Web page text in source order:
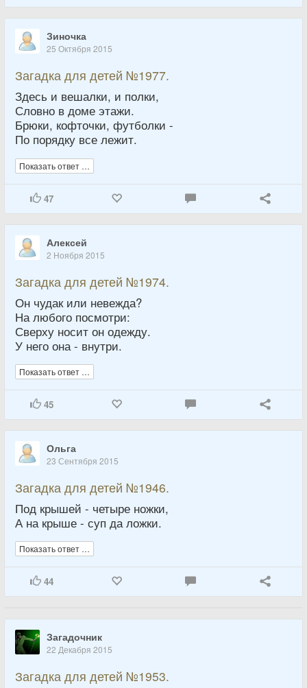
Зиночка
25 Октября 2015
Загадка для детей №1977.
Здесь и вешалки, и полки,
Словно в доме этажи.
Брюки, кофточки, футболки -
По порядку все лежит.
Показать ответ …
47
Алексей
2 Ноября 2015
Загадка для детей №1974.
Он чудак или невежда?
На любого посмотри:
Сверху носит он одежду.
У него она - внутри.
Показать ответ …
45
Ольга
23 Сентября 2015
Загадка для детей №1946.
Под крышей - четыре ножки,
А на крыше - суп да ложки.
Показать ответ …
44
Загадочник
22 Декабря 2015
Загадка для детей №1953.